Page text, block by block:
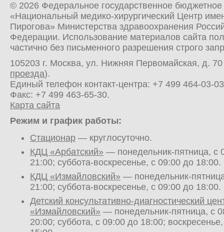
© 2026 Федеральное государственное
«Национальный медико-хирургический Центр
Пирогова» Министерства здравоохранения
Федерации. Использование материалов сайта
частично без письменного разрешения строго
105203 г. Москва, ул. Нижняя Первомайская, д.
проезда).
Единый телефон контакт-центра: +7 499 464-03-03
Факс: +7 499 463-65-30.
Карта сайта
Режим и график работы:
Стационар — круглосуточно.
КДЦ «Арбатский» — понедельник-пятница, с
21:00; суббота-воскресенье, с 09:00 до 18:00.
КДЦ «Измайловский» — понедельник-
21:00; суббота-воскресенье, с 09:00 до 18:00.
Детский консультативно-диагностический
«Измайловский» — понедельник-пятница, с
20:00; суббота, с 09:00 до 18:00;